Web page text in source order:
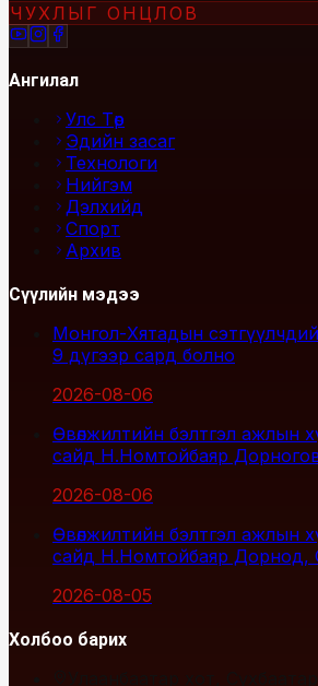
ЧУХЛЫГ ОНЦЛОВ
Ангилал
Улс Төр
Эдийн засаг
Технологи
Нийгэм
Дэлхийд
Спорт
Архив
Сүүлийн мэдээ
Монгол-Хятадын
9 дүгээр сард болно
2026-08-06
Өвөлжилтийн бэлтгэл ажлын
сайд Н.Номтойбаяр
2026-08-06
Өвөлжилтийн бэлтгэл ажлын
сайд Н.Номтойбаяр Дорнод,
2026-08-05
Холбоо барих